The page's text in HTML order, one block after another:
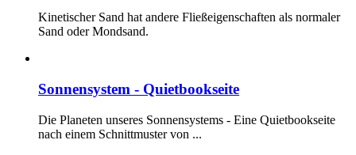
Kinetischer Sand hat andere Fließeigenschaften als normaler
Sand oder Mondsand.
Sonnensystem - Quietbookseite
Die Planeten unseres Sonnensystems - Eine Quietbookseite
nach einem Schnittmuster von ...